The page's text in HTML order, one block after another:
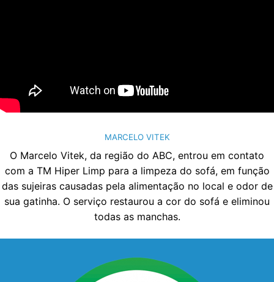
MARCELO VITEK
O Marcelo Vitek, da região do ABC, entrou em contato
com a TM Hiper Limp para a limpeza do sofá, em função
das sujeiras causadas pela alimentação no local e odor de
sua gatinha. O serviço restaurou a cor do sofá e eliminou
todas as manchas.